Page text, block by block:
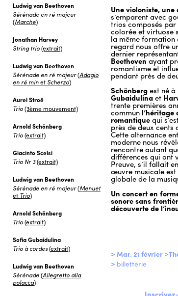
Ludwig van Beethoven
Sérénade en ré majeur
(Marche)
Jonathan Harvey
String trio(extrait)
Ludwig van Beethoven
Sérénade en ré majeur(Adagio
en ré minet Scherzo)
Aurel Stroë
Trio(3ème mouvement)
Arnold Schönberg
Trio(extrait)
Giacinto Scelsi
Trio Nr 3(extrait)
Ludwig van Beethoven
Sérénade en ré majeur(Menuet
et Trio)
Arnold Schönberg
Trio(extrait)
Sofia Gubaidulina
Trio à cordes(extrait)
Ludwig van Beethoven
Sérénade(Allegretto alla
polacca)
Une violoniste,
s’emparent avec
trios composés par
colorée et virtuose
la même formation
regard nous offre
dernier
Beethoven ayant
romantisme et
pendant près de
Schönbergest né à
Gubaidulinaet
trente premières
commun
romantiquequi
près de deux cents
Cette alternance
moderne nous
rencontre autant
différences qui ont
Preuve, s’il fallait
œuvre musicale est
globale de la
Un concert en
sonore sans
découverte de
> Mar. 21 février
> billetterie